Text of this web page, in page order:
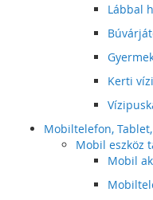
Lábbal
Kerti
Mobiltelefon,
Mobil eszköz
Mobil